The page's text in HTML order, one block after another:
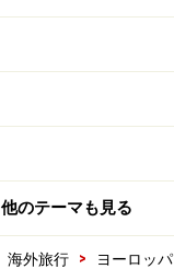
他のテーマも見る
海外旅行 > ヨーロッパ